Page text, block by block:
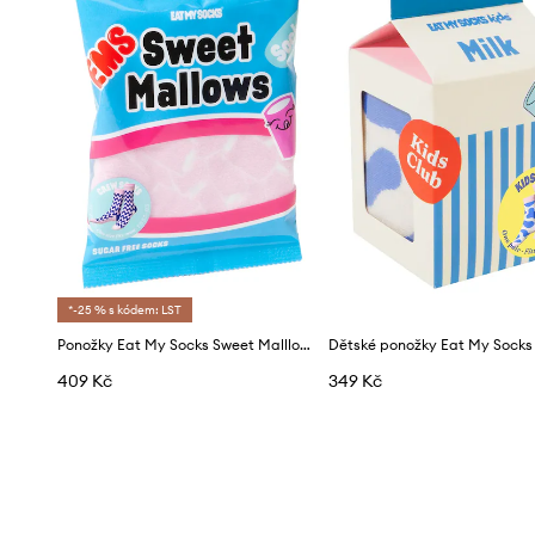
*-25 % s kódem: LST
Ponožky Eat My Socks Sweet Malllows
409 Kč
Dětské ponožky Eat My
349 Kč